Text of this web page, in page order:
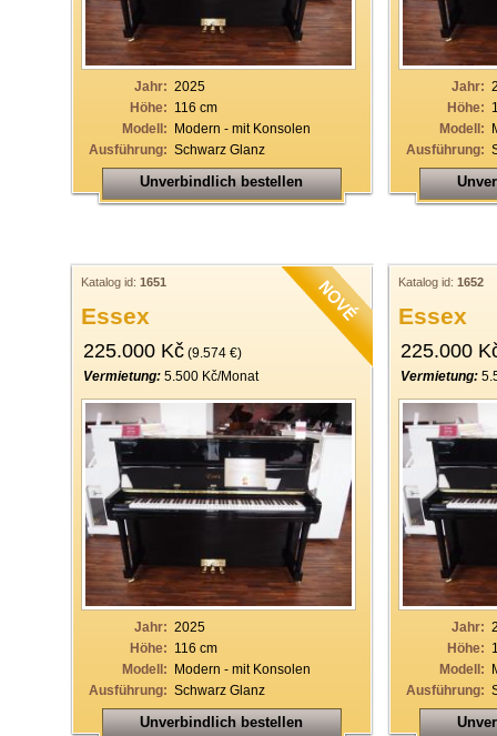
Jahr: 2025
Höhe: 116 cm
Modell: Modern - mit Konsolen
Ausführung: Schwarz Glanz
Unverbindlich bestellen
Jahr:
Höhe:
Modell:
Ausführung:
Katalog id: 1651
Essex
225.000 Kč (9.574 €)
Vermietung: 5.500 Kč/Monat
Jahr: 2025
Höhe: 116 cm
Modell: Modern - mit Konsolen
Ausführung: Schwarz Glanz
Unverbindlich bestellen
Katalog id: 1652
Essex
225.000
Vermietung:
Jahr:
Höhe:
Modell:
Ausführung: